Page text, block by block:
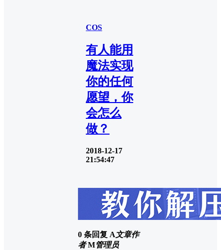
COS
有人能用
魔法实现
你的任何
愿望，你
会怎么
做？
2018-12-17
21:54:47
0 条回复 A文章作
者 M管理员